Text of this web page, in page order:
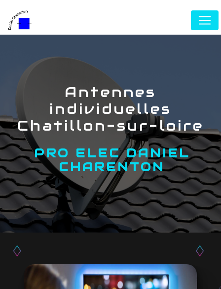
antennes
individuelles
Chatillon-sur-loire
PRO ELEC DANIEL
CHARENTON